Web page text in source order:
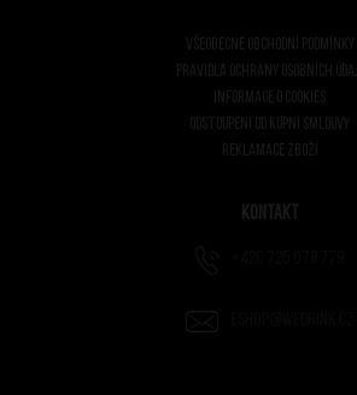
Všeobecné obchodní podmínky
Pravidla ochrany osobních údajů
Informace o cookies
Odstoupení od kupní smlouvy
Reklamace zboží
Kontakt